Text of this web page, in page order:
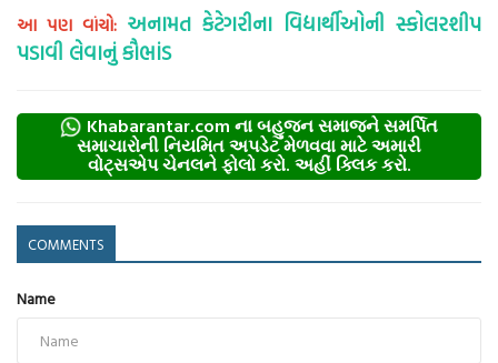
આ પણ વાંચો: અનામત કેટેગરીના વિદ્યાર્થીઓની સ્કોલરશીપ
પડાવી લેવાનું કૌભાંડ
Khabarantar.com ના બહુજન સમાજને સમર્પિત
સમાચારોની નિયમિત અપડેટ મેળવવા માટે અમારી
વોટ્સએપ ચેનલને ફોલો કરો. અહીં ક્લિક કરો.
COMMENTS
Name